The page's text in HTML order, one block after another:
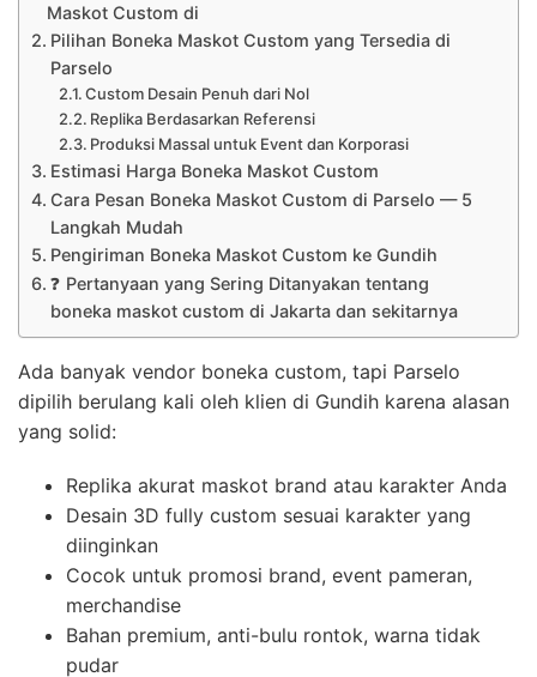
Maskot Custom di
Pilihan Boneka Maskot Custom yang Tersedia di
Parselo
Custom Desain Penuh dari Nol
Replika Berdasarkan Referensi
Produksi Massal untuk Event dan Korporasi
Estimasi Harga Boneka Maskot Custom
Cara Pesan Boneka Maskot Custom di Parselo — 5
Langkah Mudah
Pengiriman Boneka Maskot Custom ke Gundih
❓ Pertanyaan yang Sering Ditanyakan tentang
boneka maskot custom di Jakarta dan sekitarnya
Ada banyak vendor boneka custom, tapi Parselo
dipilih berulang kali oleh klien di Gundih karena alasan
yang solid:
Replika akurat maskot brand atau karakter Anda
Desain 3D fully custom sesuai karakter yang
diinginkan
Cocok untuk promosi brand, event pameran,
merchandise
Bahan premium, anti-bulu rontok, warna tidak
pudar